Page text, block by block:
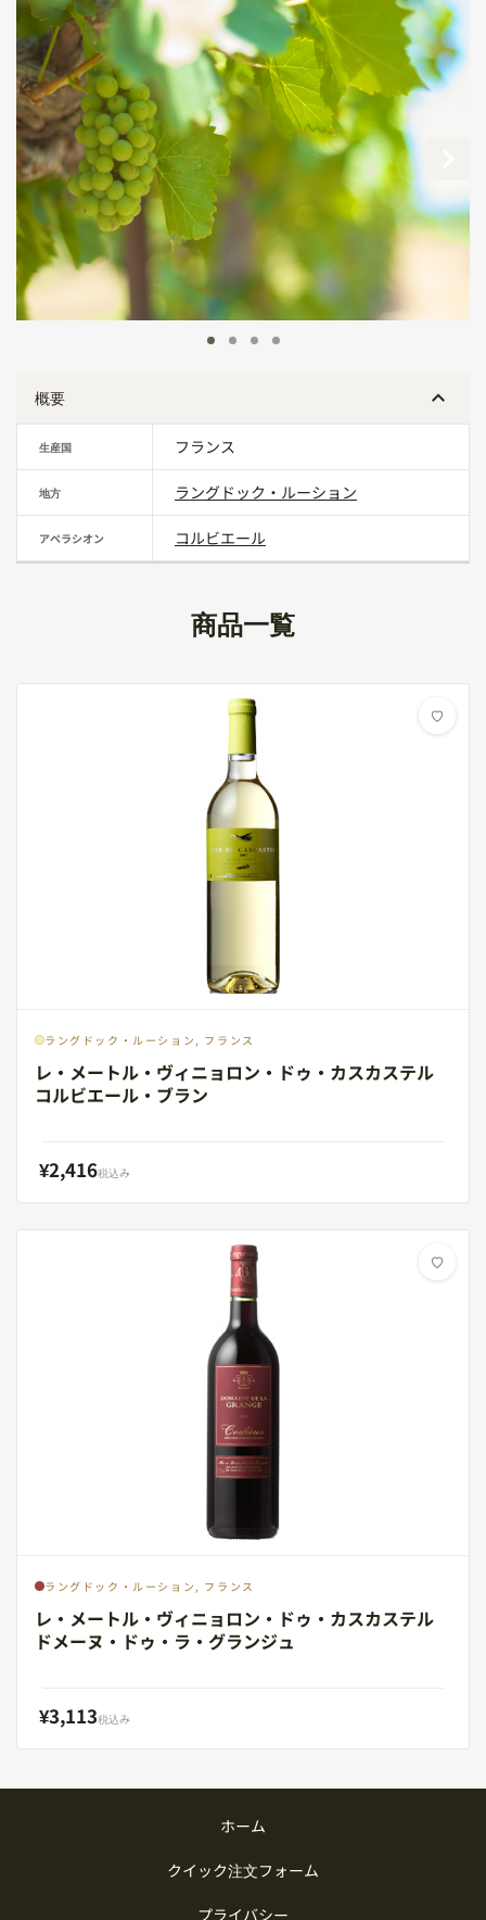
概要
生産国 フランス
地方 ラングドック・ルーション
アペラシオン コルビエール
商品一覧
ラングドック・ルーション, フランス
レ・メートル・ヴィニョロン・ドゥ・カスカステル
コルビエール・ブラン
¥2,416税込み
ラングドック・ルーション, フランス
レ・メートル・ヴィニョロン・ドゥ・カスカステル
ドメーヌ・ドゥ・ラ・グランジュ
¥3,113税込み
ホーム
クイック注文フォーム
プライバシー